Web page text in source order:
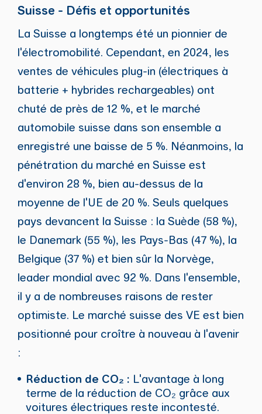
Suisse - Défis et opportunités
La Suisse a longtemps été un pionnier de
l'électromobilité. Cependant, en 2024, les
ventes de véhicules plug-in (électriques à
batterie + hybrides rechargeables) ont
chuté de près de 12 %, et le marché
automobile suisse dans son ensemble a
enregistré une baisse de 5 %. Néanmoins, la
pénétration du marché en Suisse est
d'environ 28 %, bien au-dessus de la
moyenne de l'UE de 20 %. Seuls quelques
pays devancent la Suisse : la Suède (58 %),
le Danemark (55 %), les Pays-Bas (47 %), la
Belgique (37 %) et bien sûr la Norvège,
leader mondial avec 92 %. Dans l'ensemble,
il y a de nombreuses raisons de rester
optimiste. Le marché suisse des VE est bien
positionné pour croître à nouveau à l'avenir
:
Réduction de CO₂ : L'avantage à long
terme de la réduction de CO₂ grâce aux
voitures électriques reste incontesté.